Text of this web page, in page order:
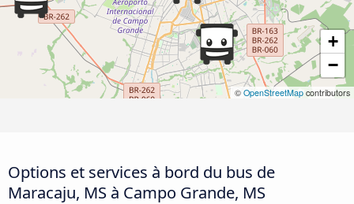
+
−
© OpenStreetMap contributors
Options et services à bord du bus de
Maracaju, MS à Campo Grande, MS